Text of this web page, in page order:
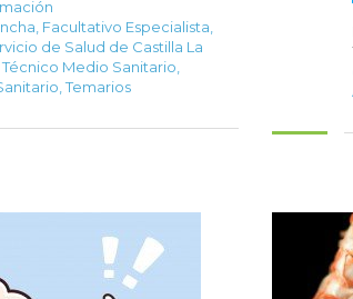
Facultativo Especialista
de Salud de Castilla La
Técnico Medio Sanitario
Temarios